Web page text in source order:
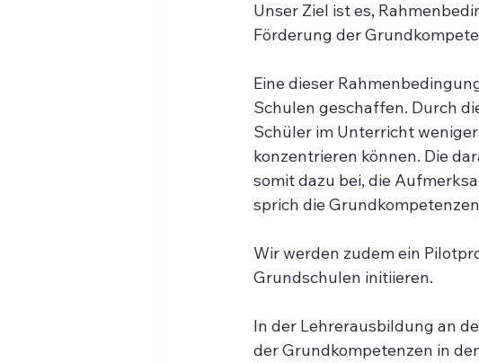
Unser Ziel ist es,
Förderung der
Eine dieser
Schulen geschaffen. Durch
Schüler im Unterricht
konzentrieren können. Die
somit dazu bei, die
sprich die
Wir werden zudem ein
Grundschulen initiieren.
In der Lehrerausbildung an
der Grundkompetenzen in